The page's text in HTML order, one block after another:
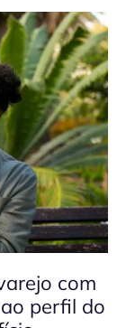
com
perfil do